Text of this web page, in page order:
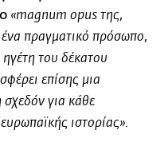
«magnum opus της,
ένα πραγματικό πρόσωπο,
ηγέτη του δέκατου
επίσης μια
σχεδόν για κάθε
ιστορίας».